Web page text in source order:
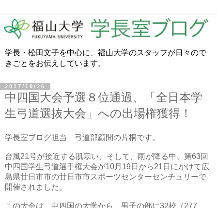
学長・松田文子を中心に、福山大学のスタッフが日々ので
きごとをお伝えしています。
2017/10/26
中四国大会予選８位通過、「全日本学
生弓道選抜大会」への出場権獲得！
学長室ブログ担当 弓道部顧問の片桐です。
台風21号が接近する肌寒い、そして、雨が降る中、第63回
中四国学生弓道選手権大会が10月19日から21日にかけて広
島県廿日市市の廿日市市スポーツセンターセンチュリーで
開催されました。
この大会は、中四国の大学から、男子の部に32校（277